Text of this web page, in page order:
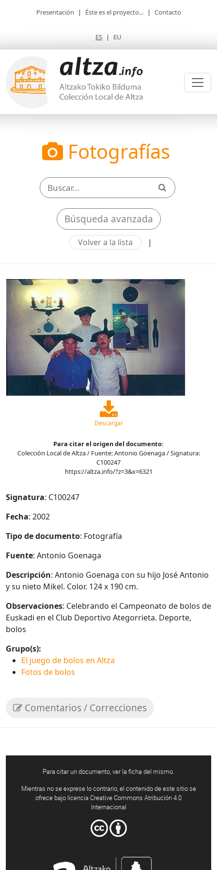
Presentación | Éste es el proyecto... | Contacto
ES | EU
Fotografías
Búsqueda avanzada
Volver a la lista |
Descargar
Para citar el origen del documento:
Colección Local de Altza / Fuente: Antonio Goenaga / Signatura:
C100247
https://altza.info/?z=3&x=6321
Signatura: C100247
Fecha: 2002
Tipo de documento: Fotografía
Fuente: Antonio Goenaga
Descripción: Antonio Goenaga con su hijo José Antonio
y su nieto Mikel. Color. 124 x 190 cm.
Observaciones: Celebrando el Campeonato de bolos de
Euskadi en el Club Deportivo Ategorrieta. Deporte,
bolos
Grupo(s):
El juego de bolos en Altza
Fotos de bolos
Comentarios / Correcciones
Para citar un documento, ver la ficha del mismo.
Mientras no se exprese lo contrario, el contenido de este sitio se
ofrece bajo licencia Creative Commons Atribución 4.0
Internacional